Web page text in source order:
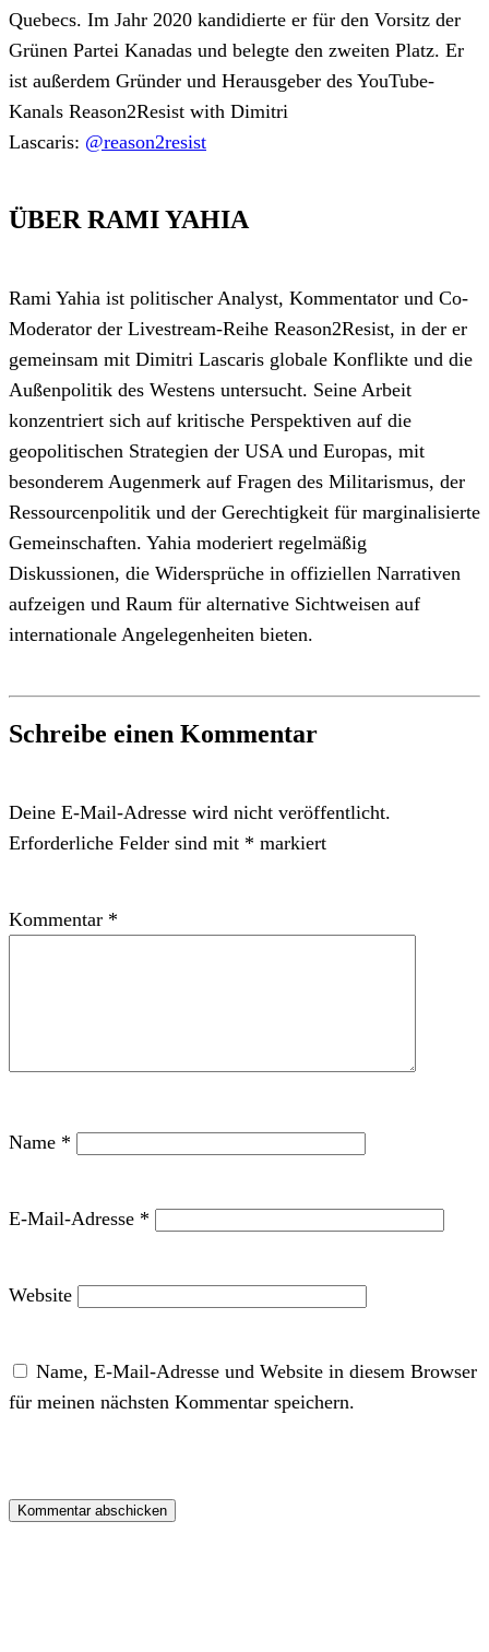
Quebecs. Im Jahr 2020 kandidierte er für den Vorsitz der
Grünen Partei Kanadas und belegte den zweiten Platz. Er
ist außerdem Gründer und Herausgeber des YouTube-
Kanals Reason2Resist with Dimitri
Lascaris: @reason2resist
ÜBER RAMI YAHIA
Rami Yahia ist politischer Analyst, Kommentator und Co-
Moderator der Livestream-Reihe Reason2Resist, in der er
gemeinsam mit Dimitri Lascaris globale Konflikte und die
Außenpolitik des Westens untersucht. Seine Arbeit
konzentriert sich auf kritische Perspektiven auf die
geopolitischen Strategien der USA und Europas, mit
besonderem Augenmerk auf Fragen des Militarismus, der
Ressourcenpolitik und der Gerechtigkeit für marginalisierte
Gemeinschaften. Yahia moderiert regelmäßig
Diskussionen, die Widersprüche in offiziellen Narrativen
aufzeigen und Raum für alternative Sichtweisen auf
internationale Angelegenheiten bieten.
Schreibe einen Kommentar
Deine E-Mail-Adresse wird nicht veröffentlicht.
Erforderliche Felder sind mit * markiert
Kommentar *
Name *
E-Mail-Adresse *
Website
Name, E-Mail-Adresse und Website in diesem Browser
für meinen nächsten Kommentar speichern.